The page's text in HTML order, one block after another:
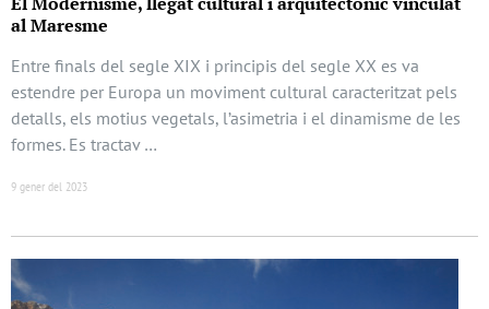
al Maresme
Entre finals del segle XIX i principis del segle XX es va
estendre per Europa un moviment cultural caracteritzat pels
detalls, els motius vegetals, l’asimetria i el dinamisme de les
formes. Es tractav …
9 gener del 2023